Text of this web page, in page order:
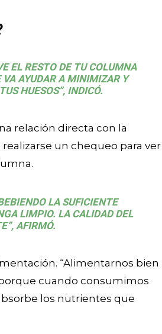
EL RESTO DE TU COLUMNA
VA AYUDAR A MINIMIZAR Y
HUESOS”, INDICÓ.
relación directa con la
un chequeo para ver
LA SUFICIENTE
LIMPIO. LA CALIDAD DEL
AFIRMÓ.
“Alimentarnos bien
cuando consumimos
los nutrientes que